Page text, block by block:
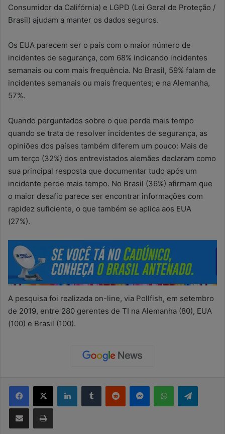
Consumidor da Califórnia) e LGPD (Lei Geral de Proteção /
Brasil) ajudam a manter os dados seguros.
Os EUA parecem ser o país com o maior número de
incidentes de segurança, com 68% indicando incidentes
semanais ou com mais frequência. No Brasil, 59% falam de
incidentes semanais ou mais frequentes; e na Alemanha,
57%.
Quando perguntados sobre o que perde mais tempo
quando se trata de resolver incidentes de segurança, as
opiniões dos países também diferem um pouco: Mais de
um terço (32%) dos entrevistados alemães declaram como
sua principal resposta que documentar tudo após um
incidente perde mais tempo. No Brasil (36%) afirmam que
o maior desafio parece ser encontrar informações com
rapidez suficiente, o que também se aplica aos EUA
(27%).
A pesquisa foi realizada on-line, via Pollfish, em setembro
de 2019, entre 280 gerentes de TI na Alemanha (80), EUA
(100) e Brasil (100).